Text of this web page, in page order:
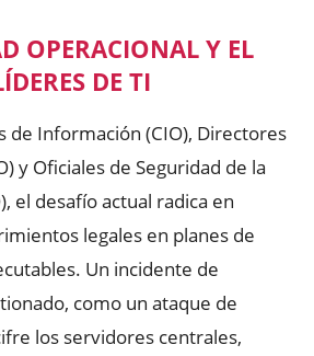
OPERACIONAL Y EL
DE TI
de Información (CIO), Directores
y Oficiales de Seguridad de la
el desafío actual radica en
legales en planes de
Un incidente de
como un ataque de
los servidores centrales,